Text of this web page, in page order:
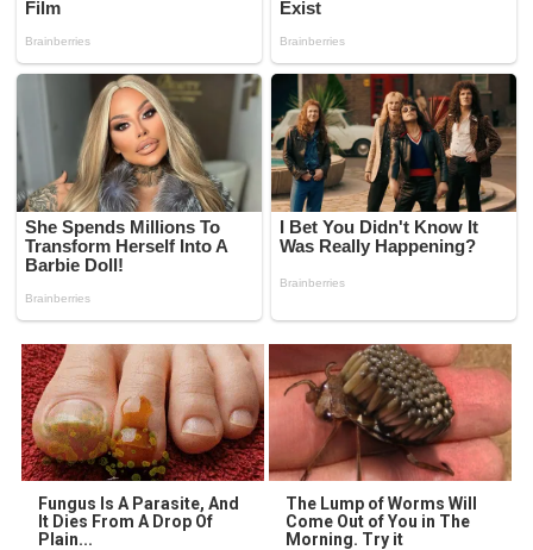
Fungus Is A Parasite, And
It Dies From A Drop Of
Plain...
The Lump of Worms Will
Come Out of You in The
Morning. Try it